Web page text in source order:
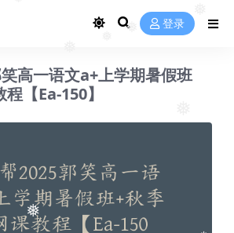
❅
❅
❅
❅
登录
高一语文a+上学期暑假班
【Ea-150】